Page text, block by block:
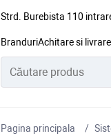
Strd. Burebista 110
BranduriAchitare si livrare
Pagina principala